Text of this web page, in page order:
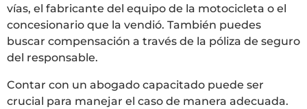
vías, el fabricante del equipo de la motocicleta o el
concesionario que la vendió. También puedes
buscar compensación a través de la póliza de seguro
del responsable.
Contar con un abogado capacitado puede ser
crucial para manejar el caso de manera adecuada.